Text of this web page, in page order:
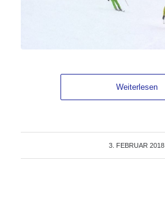
Weiterlesen
3. FEBRUAR 2018